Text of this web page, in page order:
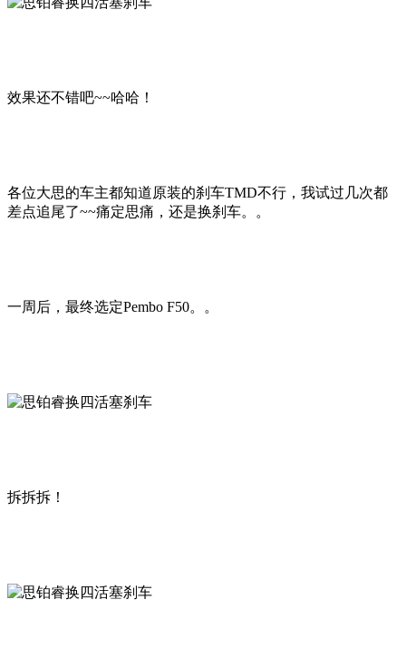
效果还不错吧~~哈哈！
各位大思的车主都知道原装的刹车TMD不行，我试过几次都
差点追尾了~~痛定思痛，还是换刹车。。
一周后，最终选定Pembo F50。。
拆拆拆！